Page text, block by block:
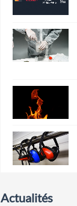
Actualités